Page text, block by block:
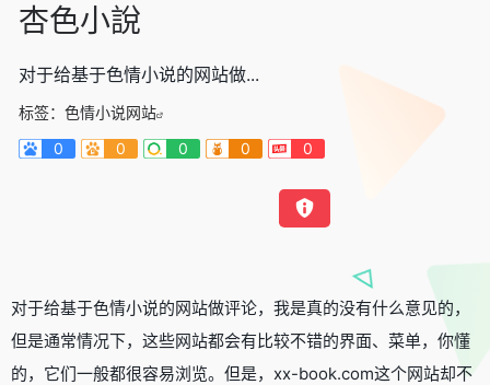
杏色小說
对于给基于色情小说的网站做...
标签： 色情小说网站
0
0 0 0 0
对于给基于色情小说的网站做评论，我是真的没有什么意见的，
但是通常情况下，这些网站都会有比较不错的界面、菜单，你懂
的，它们一般都很容易浏览。但是，xx-book.com这个网站却不